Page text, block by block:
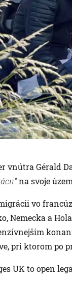
vnútra Gérald
na svoje
vo
Nemecka a
pri ktorom po
UK to open